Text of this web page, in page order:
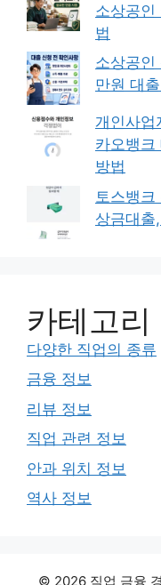
소상공인
법
소상공인
만원 대
개인사
카오뱅크
방법
토스뱅
상금대출
카테고리
다양한 직업의 종류
금융 정보
리뷰 정보
직업 관련 정보
안과 위치 정보
역사 정보
© 2026 직업 금융